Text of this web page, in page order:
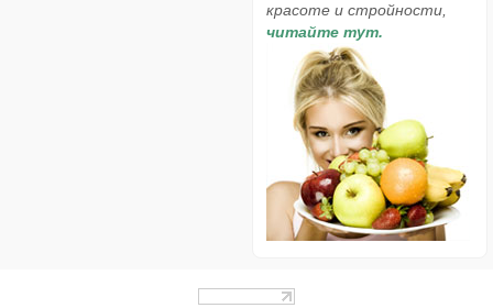
красоте и стройности,
читайте тут.